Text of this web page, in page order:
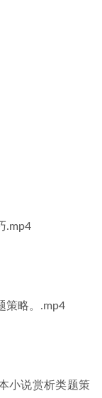
.mp4
策略。.mp4
小说赏析类题策